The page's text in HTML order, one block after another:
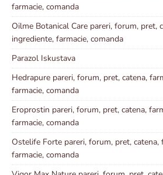
farmacie, comanda
Oilme Botanical Care pareri, forum, pret,
ingrediente, farmacie, comanda
Parazol Iskustava
Hedrapure pareri, forum, pret, catena,
farmacie, comanda
Eroprostin pareri, forum, pret, catena,
farmacie, comanda
Ostelife Forte pareri, forum, pret, catena,
farmacie, comanda